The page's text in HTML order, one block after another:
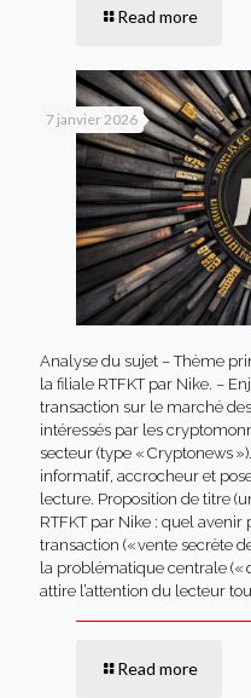
Read more
7 janvier 2026
Analyse du sujet – Thème
la filiale RTFKT par Nike. –
transaction sur le marché
intéressés par les
secteur (type « Cryptonews
informatif, accrocheur et
lecture. Proposition de titre
RTFKT par Nike : quel avenir
transaction (« vente secrète
la problématique centrale («
attire l’attention du lecteur
Read more